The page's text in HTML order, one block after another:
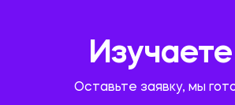
Оставьте заявку, мы